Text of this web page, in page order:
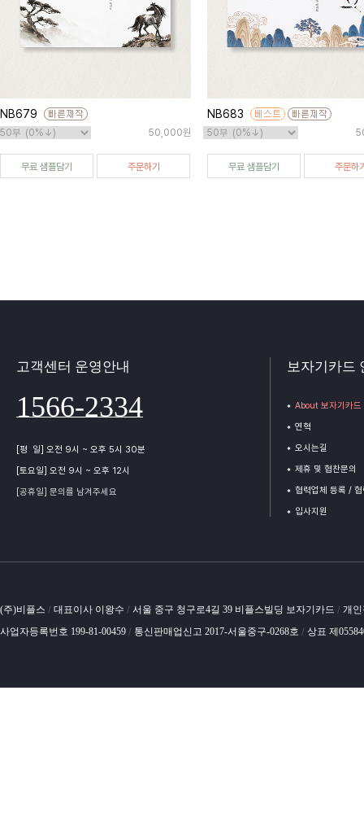
NB679
50,000원
무료 샘플담기 주문하기
NB683
무료 샘플담기 주문하
고객센터 운영안내
1566-2334
[평 일] 오전 9시 ~ 오후 5시 30분
[토요일] 오전 9시 ~ 오후 12시
[공휴일] 문의를 남겨주세요
보자기카드
About 보자기카드
연혁
오시는길
제휴 및 협찬문의
협력업체 등록 /
입사지원
(주)비플스 / 대표이사 이왕수 / 서울 중구 청구로4길 39 비플스빌딩 보자기카드 / 개
사업자등록번호 199-81-00459 / 통신판매업신고 2017-서울중구-0268호 / 상표 제